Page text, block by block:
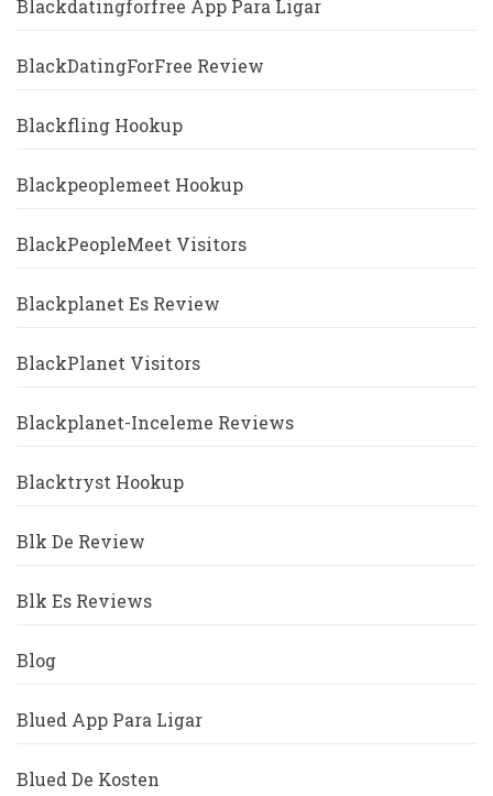
Blackdatingforfree App Para Ligar
BlackDatingForFree Review
Blackfling Hookup
Blackpeoplemeet Hookup
BlackPeopleMeet Visitors
Blackplanet Es Review
BlackPlanet Visitors
Blackplanet-Inceleme Reviews
Blacktryst Hookup
Blk De Review
Blk Es Reviews
Blog
Blued App Para Ligar
Blued De Kosten